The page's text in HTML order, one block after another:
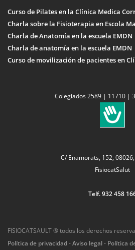
Curso de Pilates en la Clínica Medica
Charla sobre la Fisioterapia en Escola
Charla de Anatomía en la escuela EMDN
Charla de anatomía en la escuela EMDN
Curso de movilización de pacientes en
Colegiados 2589 | 11710 |
C/ Enamorats, 152,
FisiocatSalut
Telf. 932 458
FISIOCATSAULT ® todos los derechos
Política de privacidad-Aviso legal- Política